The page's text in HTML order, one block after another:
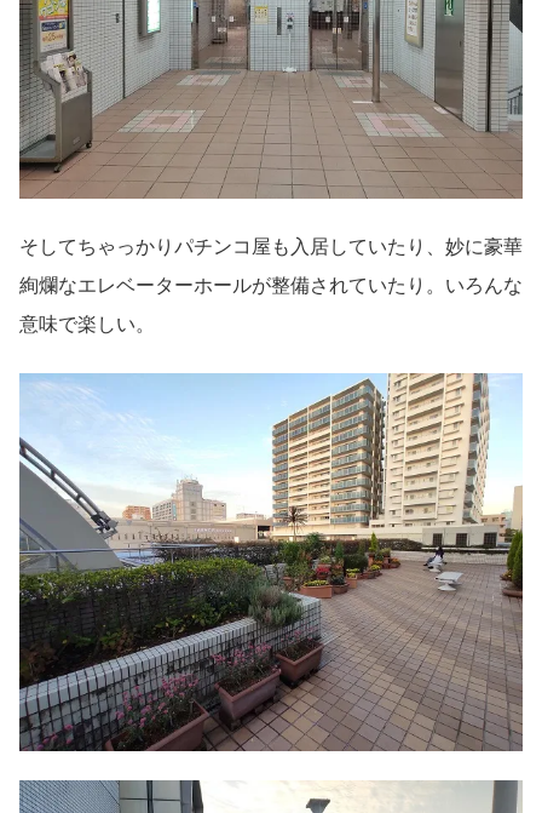
そしてちゃっかりパチンコ屋も入居していたり、妙に豪華
絢爛なエレベーターホールが整備されていたり。いろんな
意味で楽しい。